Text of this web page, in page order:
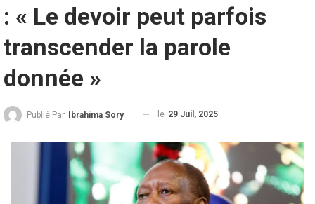
: « Le devoir peut parfois
transcender la parole
donnée »
Publié Par Ibrahima Sory Diallo le 29 Juil, 2025